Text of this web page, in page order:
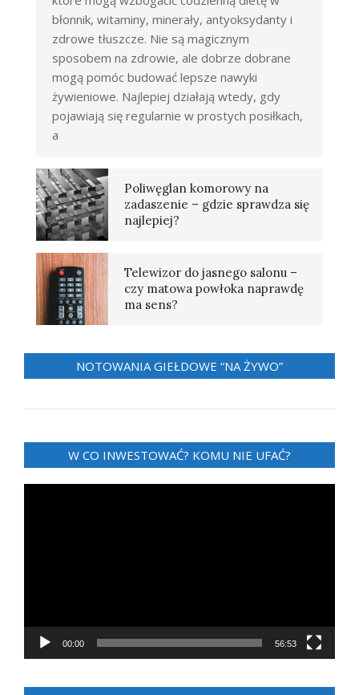
błonnik, witaminy, minerały, antyoksydanty i
zdrowe tłuszcze. Nie są magicznym
sposobem na zdrowie, ale dobrze dobrane
mogą pomóc budować lepsze nawyki
żywieniowe. Najlepiej działają wtedy, gdy
pojawiają się regularnie w prostych posiłkach,
a
Poliwęglan komorowy na
zadaszenie – gdzie sprawdza się
najlepiej?
Telewizor do jasnego salonu –
czy matowa powłoka naprawdę
ma sens?
NOTOWANIA GIEŁDOWE “NA ŻYWO”
W CO INWESTOWAĆ? KOMU NIE UFAĆ?
00:00 56:53